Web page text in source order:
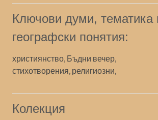
Ключови думи, тематика
географски понятия:
християнство, Бъдни вечер,
стихотворения, религиозни,
Колекция